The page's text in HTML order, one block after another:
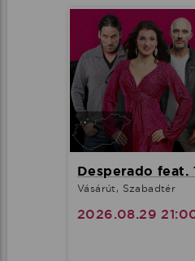
Desperado feat.
Vásárút, Szabadtér
2026.08.29